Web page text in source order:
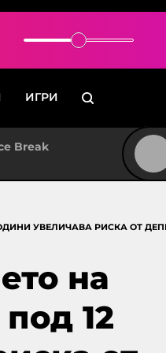
ИГРИ
Break
УВЕЛИЧАВА РИСКА ОТ
на
12